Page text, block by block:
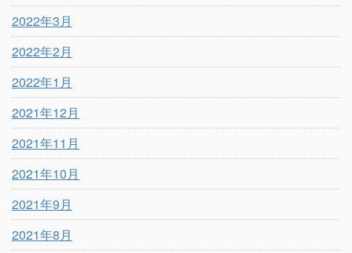
2022年3月
2022年2月
2022年1月
2021年12月
2021年11月
2021年10月
2021年9月
2021年8月